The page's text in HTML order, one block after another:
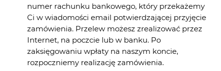
numer rachunku bankowego, który przekażemy
Ci w wiadomości email potwierdzającej przyjęcie
zamówienia. Przelew możesz zrealizować przez
Internet, na poczcie lub w banku. Po
zaksięgowaniu wpłaty na naszym koncie,
rozpoczniemy realizację zamówienia.